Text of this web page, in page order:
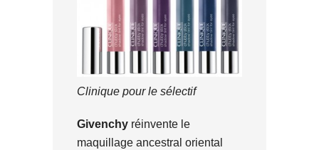
Clinique pour le sélectif
Givenchy réinvente le
maquillage ancestral oriental